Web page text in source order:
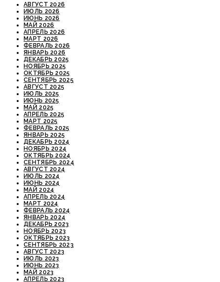
АВГУСТ 2026
ИЮЛЬ 2026
ИЮНЬ 2026
МАЙ 2026
АПРЕЛЬ 2026
МАРТ 2026
ФЕВРАЛЬ 2026
ЯНВАРЬ 2026
ДЕКАБРЬ 2025
НОЯБРЬ 2025
ОКТЯБРЬ 2025
СЕНТЯБРЬ 2025
АВГУСТ 2025
ИЮЛЬ 2025
ИЮНЬ 2025
МАЙ 2025
АПРЕЛЬ 2025
МАРТ 2025
ФЕВРАЛЬ 2025
ЯНВАРЬ 2025
ДЕКАБРЬ 2024
НОЯБРЬ 2024
ОКТЯБРЬ 2024
СЕНТЯБРЬ 2024
АВГУСТ 2024
ИЮЛЬ 2024
ИЮНЬ 2024
МАЙ 2024
АПРЕЛЬ 2024
МАРТ 2024
ФЕВРАЛЬ 2024
ЯНВАРЬ 2024
ДЕКАБРЬ 2023
НОЯБРЬ 2023
ОКТЯБРЬ 2023
СЕНТЯБРЬ 2023
АВГУСТ 2023
ИЮЛЬ 2023
ИЮНЬ 2023
МАЙ 2023
АПРЕЛЬ 2023